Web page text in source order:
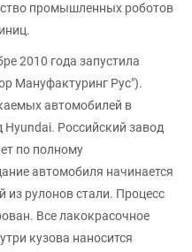
промышленных роботов
2010 года запустила
Мануфактуринг Рус").
автомобилей в
Hyundai. Российский завод
по полному
автомобиля начинается
из рулонов стали. Процесс
Все лакокрасочное
кузова наносится